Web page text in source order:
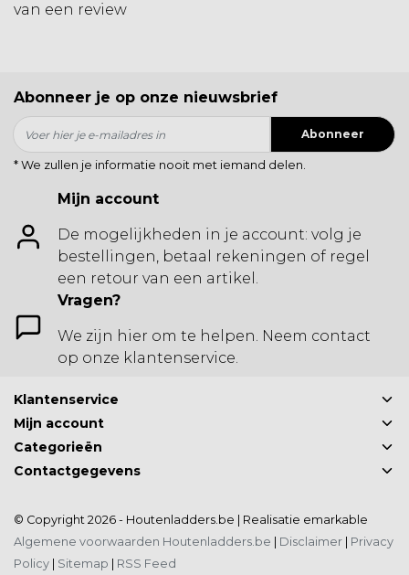
van een review
Abonneer je op onze nieuwsbrief
Abonneer
* We zullen je informatie nooit met iemand delen.
Mijn account
De mogelijkheden in je account: volg je
bestellingen, betaal rekeningen of regel
een retour van een artikel.
Vragen?
We zijn hier om te helpen. Neem contact
op onze klantenservice.
Klantenservice
Mijn account
Categorieën
Contactgegevens
© Copyright 2026 - Houtenladders.be | Realisatie emarkable
Algemene voorwaarden Houtenladders.be
Disclaimer
Privacy
Policy
Sitemap RSS Feed